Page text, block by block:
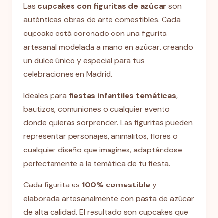
Las cupcakes con figuritas de azúcar son
auténticas obras de arte comestibles. Cada
cupcake está coronado con una figurita
artesanal modelada a mano en azúcar, creando
un dulce único y especial para tus
celebraciones en Madrid.
Ideales para fiestas infantiles temáticas,
bautizos, comuniones o cualquier evento
donde quieras sorprender. Las figuritas pueden
representar personajes, animalitos, flores o
cualquier diseño que imagines, adaptándose
perfectamente a la temática de tu fiesta.
Cada figurita es 100% comestibley
elaborada artesanalmente con pasta de azúcar
de alta calidad. El resultado son cupcakes que